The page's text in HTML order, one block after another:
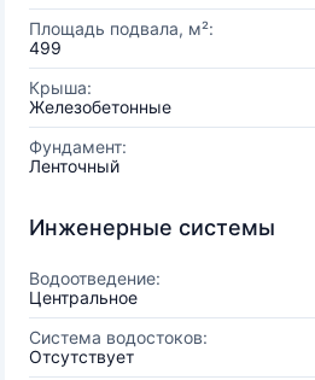
Площадь подвала, м²:
499
Крыша:
Железобетонные
Фундамент:
Ленточный
Инженерные системы
Водоотведение:
Центральное
Система водостоков:
Отсутствует